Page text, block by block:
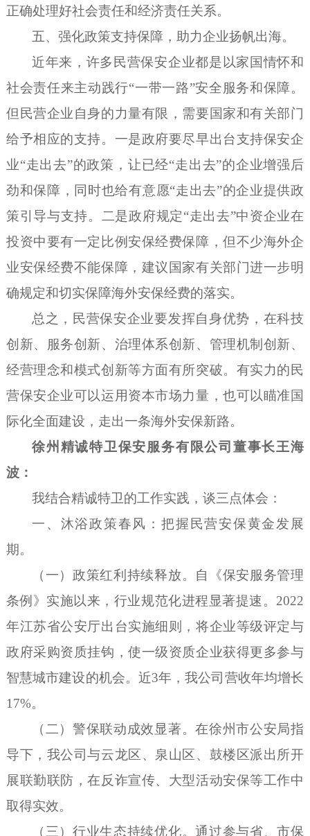
正确处理好社会责任和经济责任关系。
五、强化政策支持保障，助力企业扬帆出海。
近年来，许多民营保安企业都是以家国情怀和
社会责任来主动践行“一带一路”安全服务和保障。
但民营企业自身的力量有限，需要国家和有关部门
给予相应的支持。一是政府要尽早出台支持保安企
业“走出去”的政策，让已经“走出去”的企业增强后
劲和保障，同时也给有意愿“走出去”的企业提供政
策引导与支持。二是政府规定“走出去”中资企业在
投资中要有一定比例安保经费保障，但不少海外企
业安保经费不能保障，建议国家有关部门进一步明
确规定和切实保障海外安保经费的落实。
总之，民营保安企业要发挥自身优势，在科技
创新、服务创新、治理体系创新、管理机制创新、
经营理念和模式创新等方面有所突破。有实力的民
营保安企业可以运用资本市场力量，也可以瞄准国
际化全面建设，走出一条海外安保新路。
徐州精诚特卫保安服务有限公司董事长王海
波：
我结合精诚特卫的工作实践，谈三点体会：
一、沐浴政策春风：把握民营安保黄金发展
期。
（一）政策红利持续释放。自《保安服务管理
条例》实施以来，行业规范化进程显著提速。 2022
年江苏省公安厅出台实施细则，将企业等级评定与
政府采购资质挂钩，使一级资质企业获得更多参与
智慧城市建设的机会。近3年，我公司营收年均增长
17%。
（二）警保联动成效显著。在徐州市公安局指
导下，我公司与云龙区、泉山区、鼓楼区派出所开
展联勤联防，在反诈宣传、大型活动安保等工作中
取得实效。
（三）行业生态持续优化。通过参与省、市保